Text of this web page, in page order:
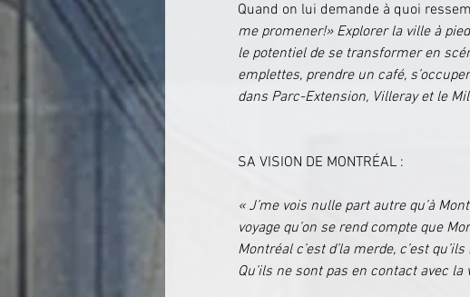
Quand on lui demande à quoi
me promener!» Explorer la ville à
le potentiel de se transformer en
emplettes, prendre un café,
dans Parc-Extension, Villeray et le
SA VISION DE MONTRÉAL :
« J’me vois nulle part autre qu’à
voyage qu’on se rend compte que
Montréal c’est d’la merde, c’est
Qu’ils ne sont pas en contact avec